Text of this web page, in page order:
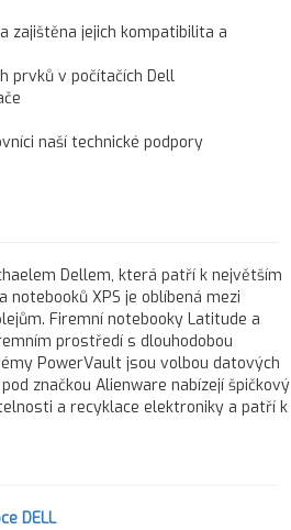
zajištěna jejich kompatibilita a
prvků v počítačích Dell
naší technické podpory
Dellem, která patří k největším
XPS je oblíbená mezi
Firemní notebooky Latitude a
prostředí s dlouhodobou
PowerVault jsou volbou datových
značkou Alienware nabízejí špičkový
a recyklace elektroniky a patří k
DELL